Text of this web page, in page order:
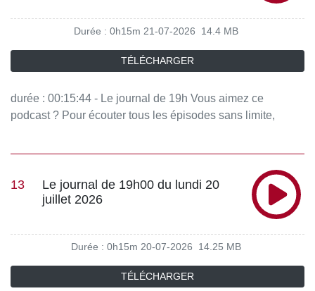
Durée : 0h15m 21-07-2026 14.4 MB
TÉLÉCHARGER
durée : 00:15:44 - Le journal de 19h Vous aimez ce
podcast ? Pour écouter tous les épisodes sans limite,
13
Le journal de 19h00 du lundi 20
juillet 2026
Durée : 0h15m 20-07-2026 14.25 MB
TÉLÉCHARGER